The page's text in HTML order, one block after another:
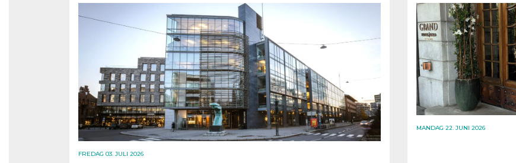
FREDAG 03. JULI 2026
MANDAG 22. JUNI 2026